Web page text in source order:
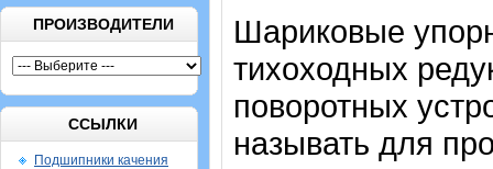
ПРОИЗВОДИТЕЛИ
ССЫЛКИ
Подшипники качения
Шариковые
тихоходных
поворотных
называть для